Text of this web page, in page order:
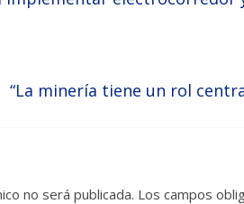
“La minería tiene un rol
no será publicada. Los campos